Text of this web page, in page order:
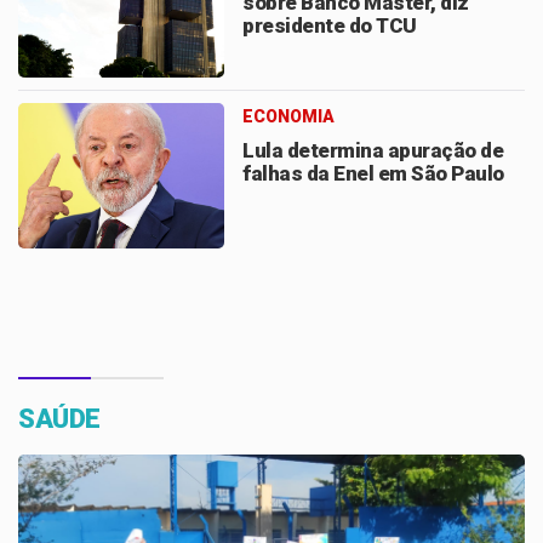
presidente do TCU
ECONOMIA
Lula determina apuração de
falhas da Enel em São Paulo
SAÚDE